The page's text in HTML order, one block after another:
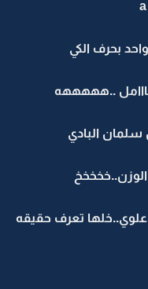
بحرف الكي
..هههههه
البادي
تعرف حقيقه